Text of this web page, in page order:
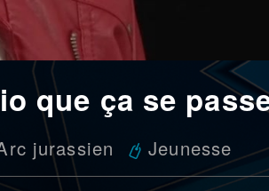
que ça se
jurassien Jeunesse